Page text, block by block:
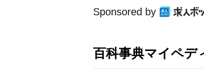
Sponsored by
百科事典マイペデ